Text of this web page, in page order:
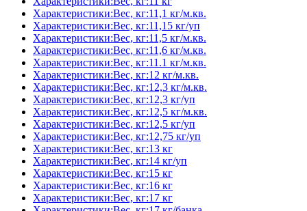
Характеристики:Вес, кг:11,1 кг/м.кв.
Характеристики:Вес, кг:11,15 кг/уп
Характеристики:Вес, кг:11,5 кг/м.кв.
Характеристики:Вес, кг:11,6 кг/м.кв.
Характеристики:Вес, кг:11.1 кг/м.кв.
Характеристики:Вес, кг:12 кг/м.кв.
Характеристики:Вес, кг:12,3 кг/м.кв.
Характеристики:Вес, кг:12,3 кг/уп
Характеристики:Вес, кг:12,5 кг/м.кв.
Характеристики:Вес, кг:12,5 кг/уп
Характеристики:Вес, кг:12,75 кг/уп
Характеристики:Вес, кг:13 кг
Характеристики:Вес, кг:14 кг/уп
Характеристики:Вес, кг:15 кг
Характеристики:Вес, кг:16 кг
Характеристики:Вес, кг:17 кг